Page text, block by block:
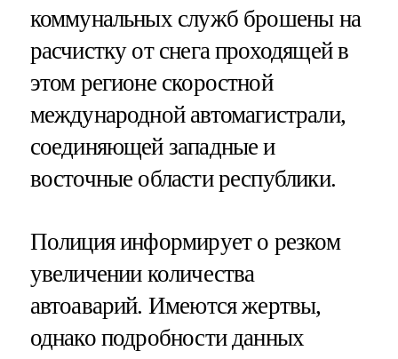
коммунальных служб брошены на
расчистку от снега проходящей в
этом регионе скоростной
международной автомагистрали,
соединяющей западные и
восточные области республики.
Полиция информирует о резком
увеличении количества
автоаварий. Имеются жертвы,
однако подробности данных